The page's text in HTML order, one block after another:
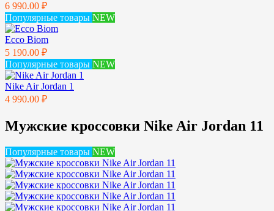
6 990.00 ₽
Популярные товары NEW
Ecco Biom
5 190.00 ₽
Популярные товары NEW
Nike Air Jordan 1
4 990.00 ₽
Мужские кроссовки Nike Air Jordan 11
Популярные товары NEW